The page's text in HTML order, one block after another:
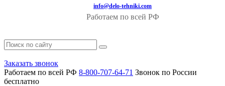
info@delo-tehniki.com
Работаем по всей РФ
Заказать звонок
Работаем по всей РФ 8-800-707-64-71 Звонок по России
бесплатно